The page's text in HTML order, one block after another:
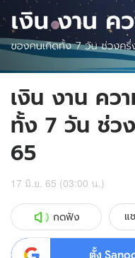
เงิน งาน คว
ทั้ง 7 วัน ช่ว
65
17 มิ.ย. 65 (03:00 น.)
กดฟัง แ
ตั้ง